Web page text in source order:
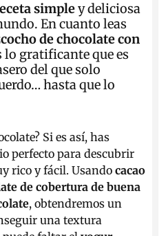
simpley deliciosa
En cuanto leas
de chocolate con
lo gratificante que es
del que solo
hasta que lo
Si es así, has
perfecto para descubrir
rico y fácil. Usando cacao
de cobertura de buena
, obtendremos un
una textura